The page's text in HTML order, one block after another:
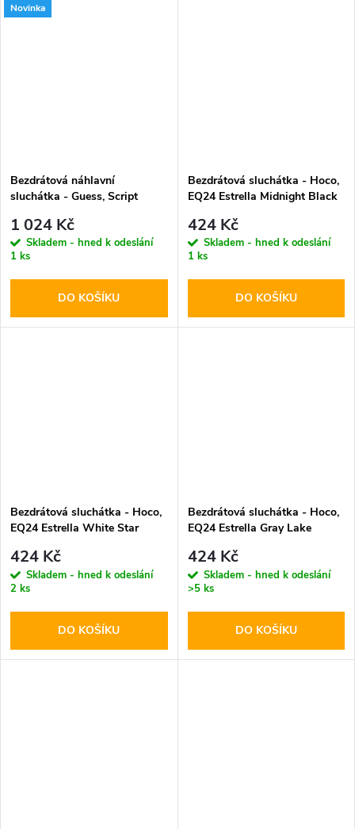
Novinka
Bezdrátová náhlavní
sluchátka - Guess, Script
1 024 Kč
Skladem - hned k odeslání
1 ks
DO KOŠÍKU
Bezdrátová sluchátka - Hoco,
EQ24 Estrella Midnight Black
424 Kč
Skladem - hned k odeslání
1 ks
DO KOŠÍKU
Bezdrátová sluchátka - Hoco,
EQ24 Estrella White Star
424 Kč
Skladem - hned k odeslání
2 ks
DO KOŠÍKU
Bezdrátová sluchátka - Hoco,
EQ24 Estrella Gray Lake
424 Kč
Skladem - hned k odeslání
>5 ks
DO KOŠÍKU